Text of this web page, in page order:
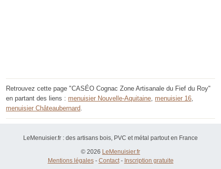
Retrouvez cette page "CASÉO Cognac Zone Artisanale du Fief du Roy"
en partant des liens : menuisier Nouvelle-Aquitaine menuisier 16
menuisier Châteaubernard
LeMenuisier.fr : des artisans bois, PVC et métal partout en France
© 2026 LeMenuisier.fr
Mentions légales- Contact- Inscription gratuite